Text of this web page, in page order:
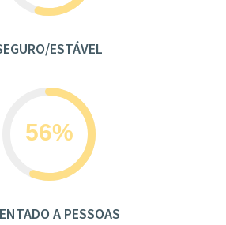
ESTÁVEL
A PESSOAS